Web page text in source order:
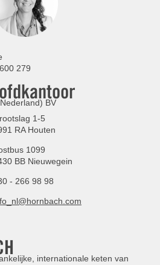
279
BV
1-5
RA Houten
1099
BB Nieuwegein
- 266 98 98
internationale keten van